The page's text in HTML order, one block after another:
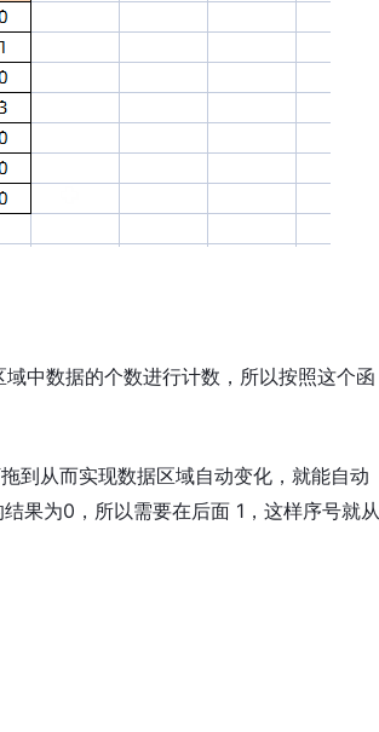
中数据的个数进行计数，所以按照这个函
到从而实现数据区域自动变化，就能自动
果为0，所以需要在后面 1，这样序号就从